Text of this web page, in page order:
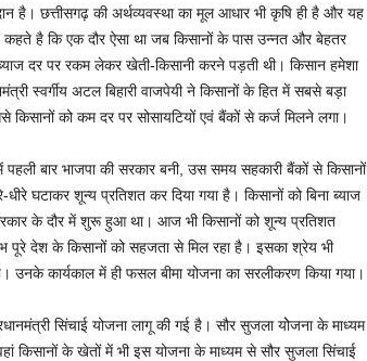
है। छत्तीसगढ़ की अर्थव्यवस्था का मूल आधार भी कृषि ही है और यह
कहते है कि एक दौर ऐसा था जब किसानों के पास उन्नत और बेहतर
दर पर रकम लेकर खेती-किसानी करने पड़ती थी। किसान हमेशा
स्वर्गीय अटल बिहारी वाजपेयी ने किसानों के हित में सबसे बड़ा
को कम दर पर सोसायटियों एवं बैंकों से कर्ज मिलने लगा।
बार भाजपा की सरकार बनी, उस समय सहकारी बैंकों से किसानों
घटाकर शून्य प्रतिशत कर दिया गया है। किसानों को बिना ब्याज
के दौर में शुरू हुआ था। आज भी किसानों को शून्य प्रतिशत
पूरे देश के किसानों को सहजता से मिल रहा है। इसका श्रेय भी
उनके कार्यकाल में ही फसल बीमा योजना का सरलीकरण किया गया।
सिंचाई योजना लागू की गई है। सौर सुजला योेजना के माध्यम
किसानों के खेतों में भी इस योजना के माध्यम से सौर सुजला सिंचाई